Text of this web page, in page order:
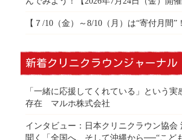
【７/10（金）～8/10（月）は“寄付月間”
新着クリニクラウンジャーナル
「一緒に応援してくれている」という実
存在 マルホ株式会社
インタビュー：日本クリニクラウン協会
聞く「全国へ、そして沖縄から──“こど